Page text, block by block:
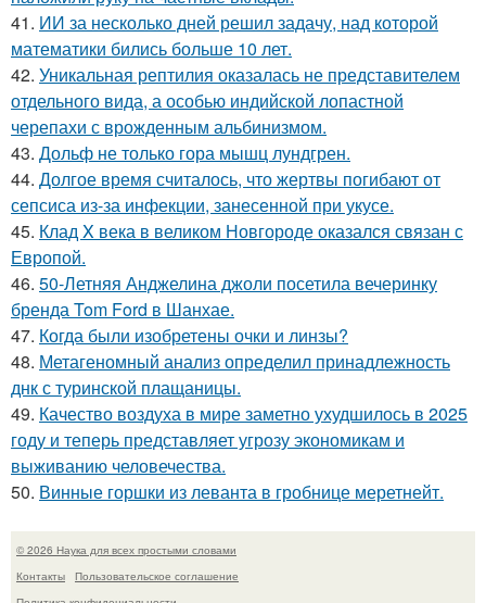
41. ИИ за несколько дней решил задачу, над которой
математики бились больше 10 лет.
42. Уникальная рептилия оказалась не представителем
отдельного вида, а особью индийской лопастной
черепахи с врожденным альбинизмом.
43. Дольф не только гора мышц лундгрен.
44. Долгое время считалось, что жертвы погибают от
сепсиса из-за инфекции, занесенной при укусе.
45. Клад X века в великом Новгороде оказался связан с
Европой.
46. 50-Летняя Анджелина джоли посетила вечеринку
бренда Tom Ford в Шанхае.
47. Когда были изобретены очки и линзы?
48. Метагеномный анализ определил принадлежность
днк с туринской плащаницы.
49. Качество воздуха в мире заметно ухудшилось в 2025
году и теперь представляет угрозу экономикам и
выживанию человечества.
50. Винные горшки из леванта в гробнице меретнейт.
© 2026 Наука для всех простыми словами
Контакты
Пользовательское соглашение